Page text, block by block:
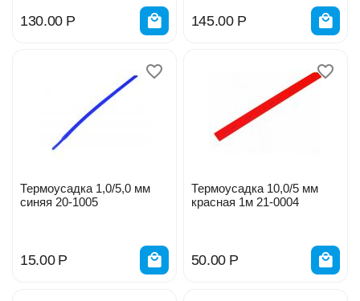
130.00 Р 145.00 Р
Термоусадка 1,0/5,0 мм
синяя 20-1005
15.00 Р
Термоусадка 10,0/5 мм
красная 1м 21-0004
50.00 Р